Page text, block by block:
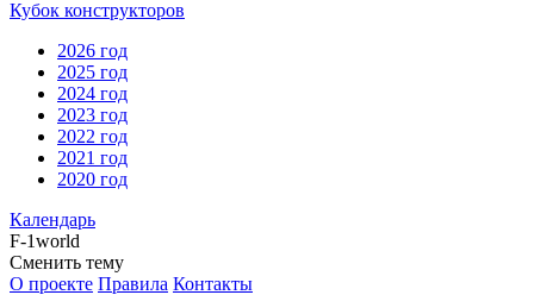
Кубок конструкторов
2026 год
2025 год
2024 год
2023 год
2022 год
2021 год
2020 год
Календарь
F-1world
Сменить тему
О проекте Правила Контакты